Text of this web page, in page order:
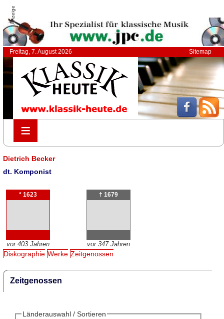
Anzeige
Freitag, 7. August 2026 Sitemap
≡
≡
Dietrich Becker
dt. Komponist
* 1623
vor 403 Jahren
† 1679
vor 347 Jahren
Diskographie Werke Zeitgenossen
Zeitgenossen
Länderauswahl / Sortieren